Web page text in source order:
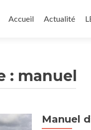
au
Accueil Actualité
: manuel
Manuel